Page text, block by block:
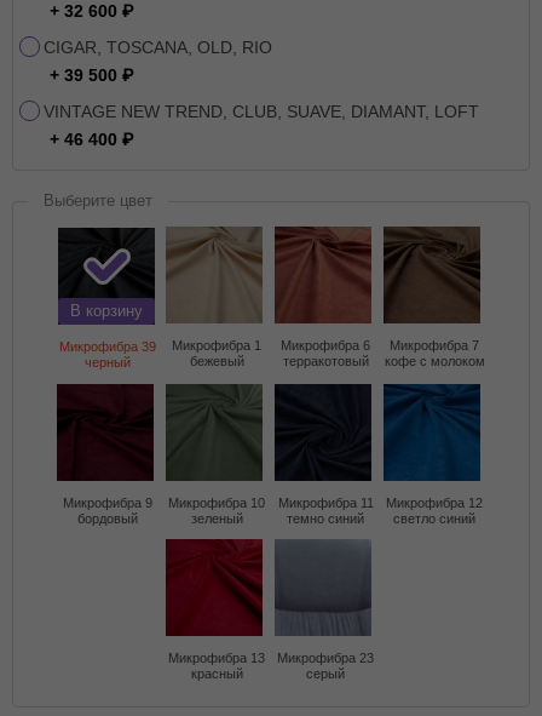
+ 32 600
CIGAR, TOSCANA, OLD, RIO
+ 39 500
VINTAGE NEW TREND, CLUB, SUAVE, DIAMANT, LOFT
+ 46 400
Выберите цвет
В корзину
Микрофибра 39
черный
Микрофибра 1
бежевый
Микрофибра 6
терракотовый
Микрофибра 7
кофе с молоком
Микрофибра 9
бордовый
Микрофибра 10
зеленый
Микрофибра 11
темно синий
Микрофибра 12
светло синий
Микрофибра 13
красный
Микрофибра 23
серый